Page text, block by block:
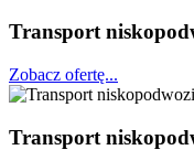
Transport
Zobacz ofertę...
Transport